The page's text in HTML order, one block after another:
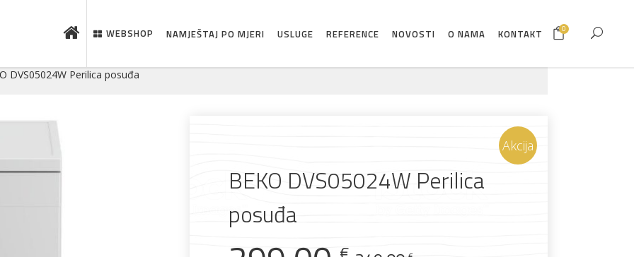
WEBSHOP NAMJEŠTAJ PO MJERI USLUGE REFERENCE NOVOSTI O NAMA KONTAKT 0
DVS05024W Perilica posuđa
Akcija
BEKO DVS05024W Perilica
posuđa